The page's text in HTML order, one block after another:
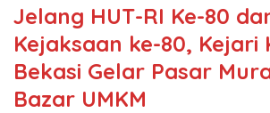
Jelang HUT-RI Ke-80
Kejaksaan ke-80, Kejari
Bekasi Gelar Pasar
Bazar UMKM